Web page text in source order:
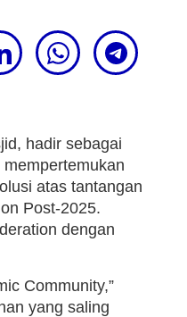
hadir sebagai
atas tantangan
Post-2025.
dengan
Community,”
yang saling